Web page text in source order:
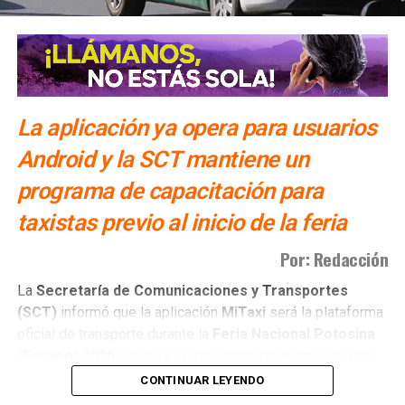
SCT analiza ampliar horarios y dar más concesiones
de transporte
NO TE PIERDAS
Ricardo Gallardo consolida estrategia de seguridad
La aplicación ya opera para usuarios
Android y la SCT mantiene un
programa de capacitación para
taxistas previo al inicio de la feria
Por: Redacción
La Secretaría de Comunicaciones y Transportes
(SCT) informó que la aplicación MiTaxi será la plataforma
usuarios con dispositivosAndroid.
CONTINUAR LEYENDO